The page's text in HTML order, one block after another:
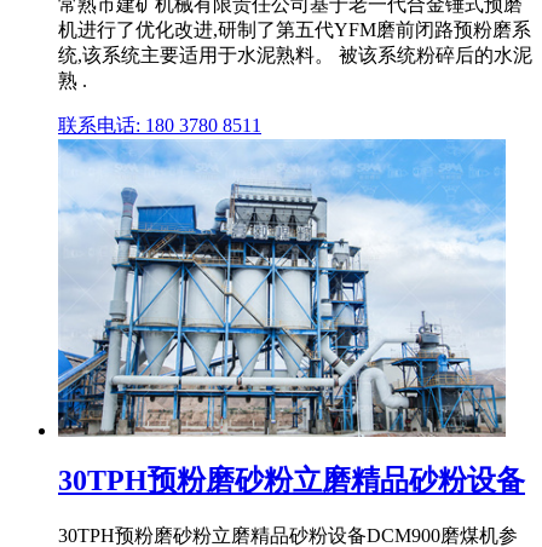
机进行了优化改进,研制了第五代YFM磨前闭路预粉磨系
统,该系统主要适用于水泥熟料。 被该系统粉碎后的水泥
熟 .
联系电话: 180 3780 8511
30TPH预粉磨砂粉立磨精品砂粉设备
30TPH预粉磨砂粉立磨精品砂粉设备DCM900磨煤机参